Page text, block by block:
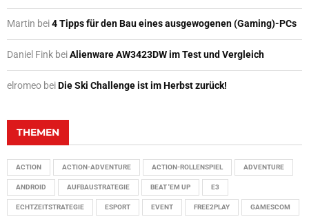
Martin bei4 Tipps für den Bau eines ausgewogenen (Gaming)-PCs
Daniel Fink beiAlienware AW3423DW im Test und Vergleich
elromeo beiDie Ski Challenge ist im Herbst zurück!
THEMEN
ACTION ACTION-ADVENTURE ACTION-ROLLENSPIEL ADVENTURE
ANDROID AUFBAUSTRATEGIE BEAT 'EM UP E3
ECHTZEITSTRATEGIE ESPORT EVENT FREE2PLAY GAMESCOM